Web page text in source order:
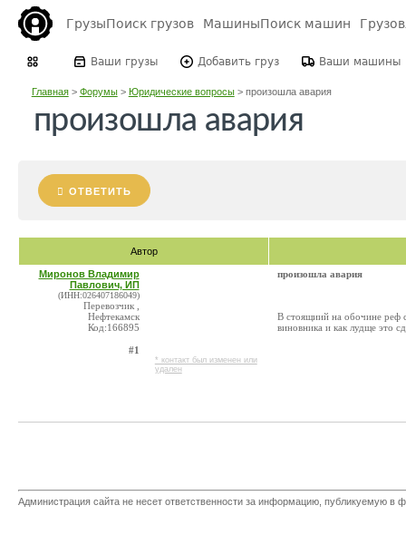
ГрузыПоиск грузов МашиныПоиск машин
Ваши грузы Добавить груз Ваши машины
Главная> Форумы> Юридические вопросы> произошла авария
произошла авария
ОТВЕТИТЬ
Автор
Миронов Владимир
Павлович, ИП
(ИНН:026407186049)
Перевозчик ,
Нефтекамск
Код:166895
#1
* контакт был изменен или
удален
произошла авария
В стоящиий на обочине реф
виновника и как лудще это
Администрация сайта не несет ответственности за информацию, публикуемую